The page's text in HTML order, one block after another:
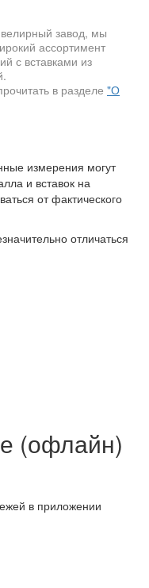
завод, мы
ассортимент
с вставками из
в разделе "О
измерения могут
и вставок на
от фактического
отличаться
(офлайн)
в приложении